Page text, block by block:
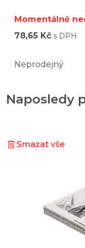
Momentálně
78,65 Kč s DPH
Neprodejný
Naposledy
Smazat vše